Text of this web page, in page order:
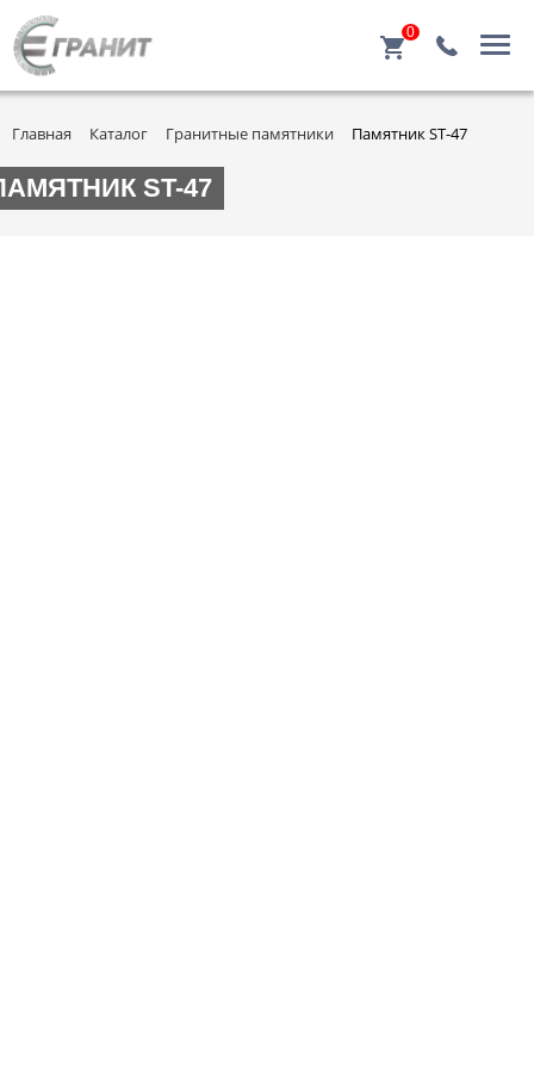
0
Главная Каталог Гранитные памятники Памятник ST-47
ST-47